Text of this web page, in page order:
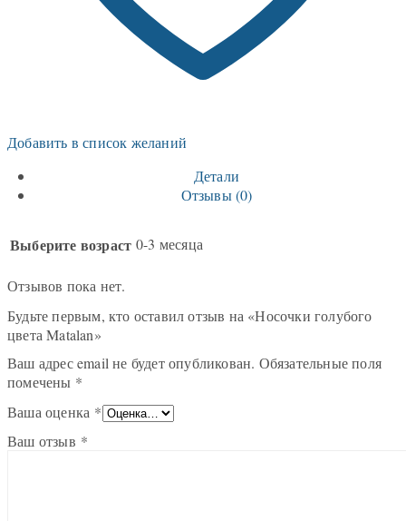
Добавить в список желаний
Детали
Отзывы (0)
Выберите возраст 0-3 месяца
Отзывов пока нет.
Будьте первым, кто оставил отзыв на «Носочки голубого
цвета Matalan»
Ваш адрес email не будет опубликован. Обязательные поля
помечены *
Ваша оценка *
Ваш отзыв *